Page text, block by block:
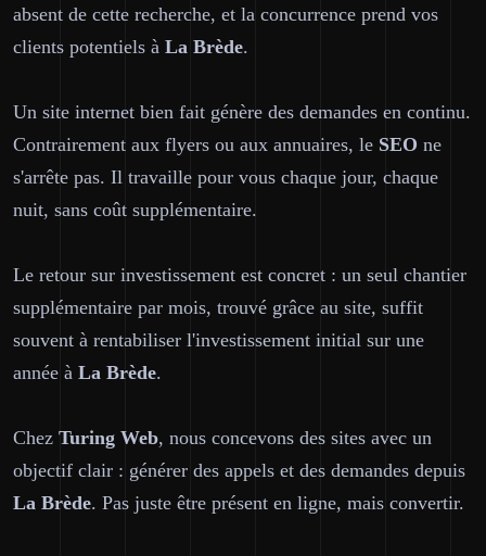
absent de cette recherche, et la concurrence prend vos
clients potentiels à La Brède.
Un site internet bien fait génère des demandes en continu.
Contrairement aux flyers ou aux annuaires, le SEO ne
s'arrête pas. Il travaille pour vous chaque jour, chaque
nuit, sans coût supplémentaire.
Le retour sur investissement est concret : un seul chantier
supplémentaire par mois, trouvé grâce au site, suffit
souvent à rentabiliser l'investissement initial sur une
année à La Brède.
Chez Turing Web, nous concevons des sites avec un
objectif clair : générer des appels et des demandes depuis
La Brède. Pas juste être présent en ligne, mais convertir.